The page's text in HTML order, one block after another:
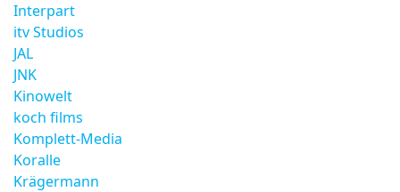
Interpart
itv Studios
JAL
JNK
Kinowelt
koch films
Komplett-Media
Koralle
Krägermann